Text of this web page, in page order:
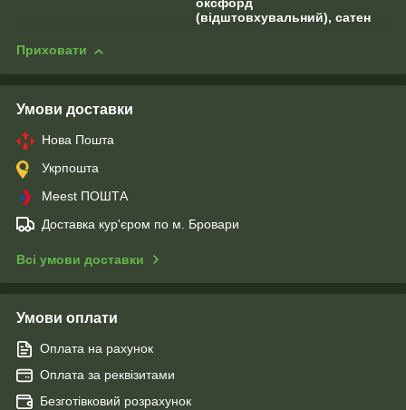
оксфорд
(відштовхувальний), сатен
Приховати
Умови доставки
Нова Пошта
Укрпошта
Meest ПОШТА
Доставка кур'єром по м. Бровари
Всі умови доставки
Умови оплати
Оплата на рахунок
Оплата за реквізитами
Безготівковий розрахунок